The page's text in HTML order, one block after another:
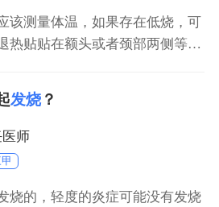
该测量体温，如果存在低烧，可
热贴贴在额头或者颈部两侧等部
起或者加重痛经。如果女性存在
指导下使用合适的退热药物进行
片、对乙酰氨基酚片等。女性月
发烧？
师
烧的，轻度的炎症可能没有发烧